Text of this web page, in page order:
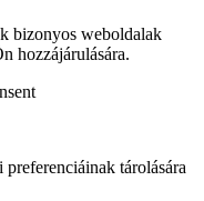
bizonyos weboldalak
hozzájárulására.
tárolására